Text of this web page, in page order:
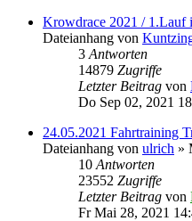
Krowdrace 2021 / 1.Lauf
Dateianhang von
3 Antworten
14879 Zugriffe
Letzter Beitrag von
Do Sep 02, 2021
24.05.2021 Fahrtraining
Dateianhang von ulrich »
10 Antworten
23552 Zugriffe
Letzter Beitrag von
Fr Mai 28, 2021